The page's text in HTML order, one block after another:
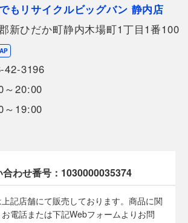
あたり）、自重:
】佐川急便 飛脚宅配便80サイズ
連動システムを導入し、店頭や他ネットシ
ておりますが、
テムの反映が間に合わず欠品となってしま
もリサイクルビッグバン 静内店
新ひだか町静内木場町1丁目1番100
42-3196
～20:00
～19:00
わせ番号： 1030000035374
記店舗にて販売しております。商品に関
電話または下記Webフォームよりお問